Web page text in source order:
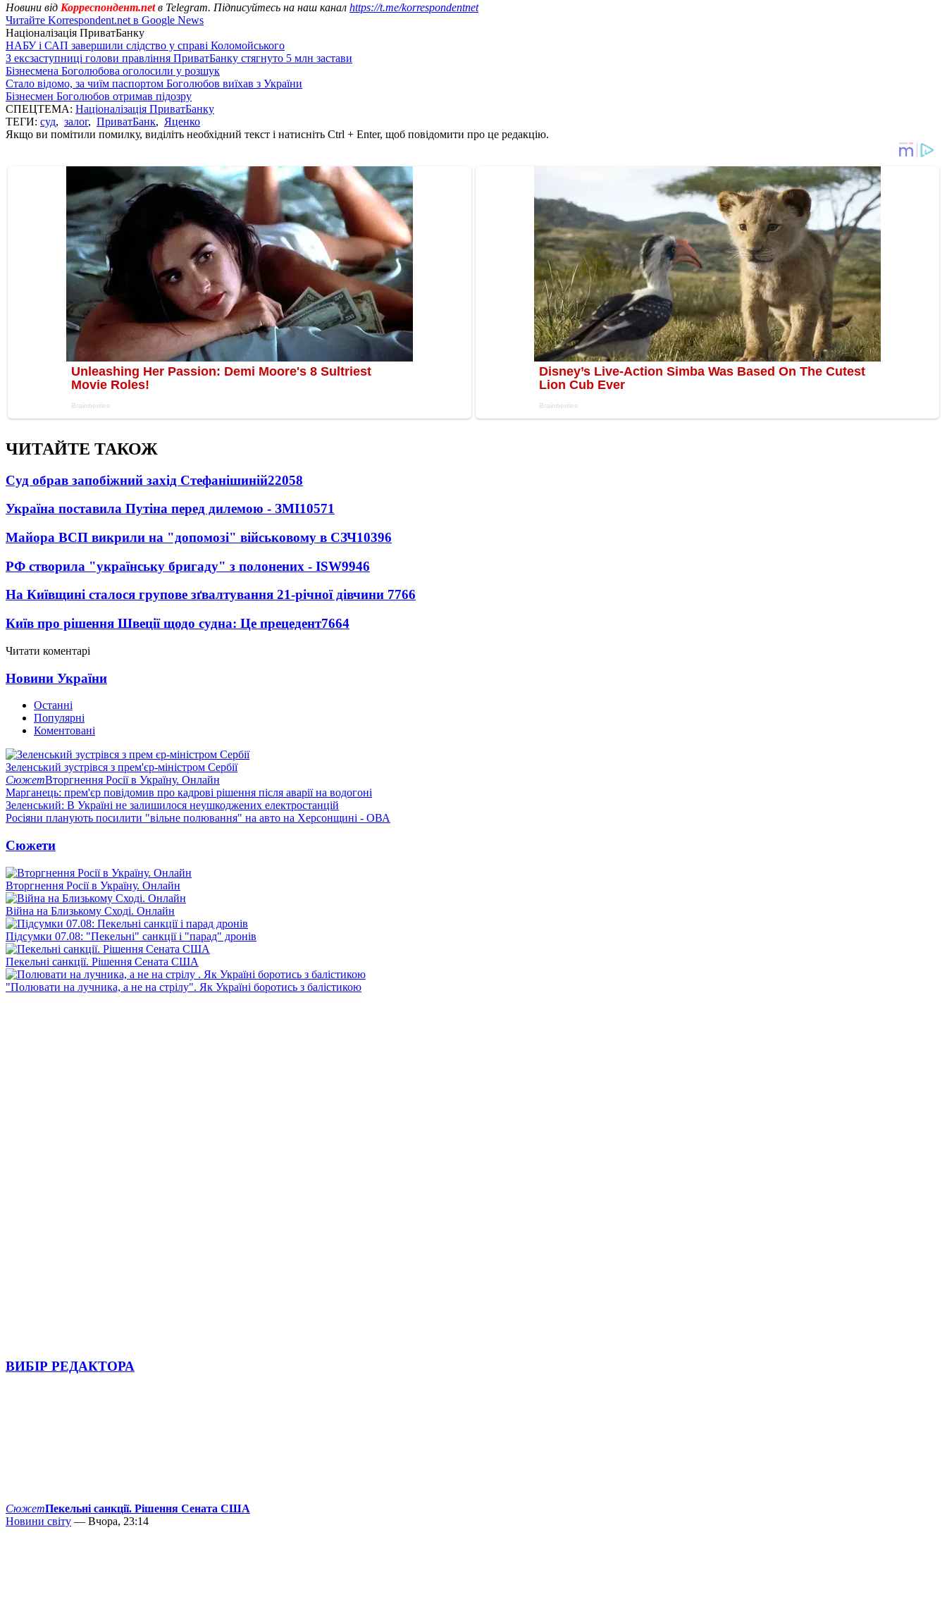
Новини від Корреспондент.netв Telegram. Підписуйтесь на наш канал https://t.me/korrespondentnet
Читайте Korrespondent.net в Google News
Націоналізація ПриватБанку
НАБУ і САП завершили слідство у справі Коломойського
З ексзаступниці голови правління ПриватБанку стягнуто 5 млн застави
Бізнесмена Боголюбова оголосили у розшук
Стало відомо, за чиїм паспортом Боголюбов виїхав з України
Бізнесмен Боголюбов отримав підозру
СПЕЦТЕМА: Націоналізація ПриватБанку
ТЕГИ: суд, залог, ПриватБанк, Яценко
Якщо ви помітили помилку, виділіть необхідний текст і натисніть Ctrl + Enter, щоб повідомити про це редакцію.
ЧИТАЙТЕ ТАКОЖ
Суд обрав запобіжний захід Стефанішиній22058
Україна поставила Путіна перед дилемою - ЗМІ10571
Майора ВСП викрили на "допомозі" військовому в СЗЧ10396
РФ створила "українську бригаду" з полонених - ISW9946
На Київщині сталося групове зґвалтування 21-річної дівчини 7766
Київ про рішення Швеції щодо судна: Це прецедент7664
Читати коментарі
Новини України
Останні
Популярні
Коментовані
Зеленський зустрівся з прем'єр-міністром Сербії
СюжетВторгнення Росії в Україну. Онлайн
Марганець: прем'єр повідомив про кадрові рішення після аварії на водогоні
Зеленський: В Україні не залишилося неушкоджених електростанцій
Росіяни планують посилити "вільне полювання" на авто на Херсонщині - ОВА
Сюжети
Вторгнення Росії в Україну. Онлайн
Війна на Близькому Сході. Онлайн
Підсумки 07.08: "Пекельні" санкції і "парад" дронів
Пекельні санкції. Рішення Сената США
"Полювати на лучника, а не на стрілу". Як Україні боротись з балістикою
ВИБІР РЕДАКТОРА
СюжетПекельні санкції. Рішення Сената США
Новини світу — Вчора, 23:14